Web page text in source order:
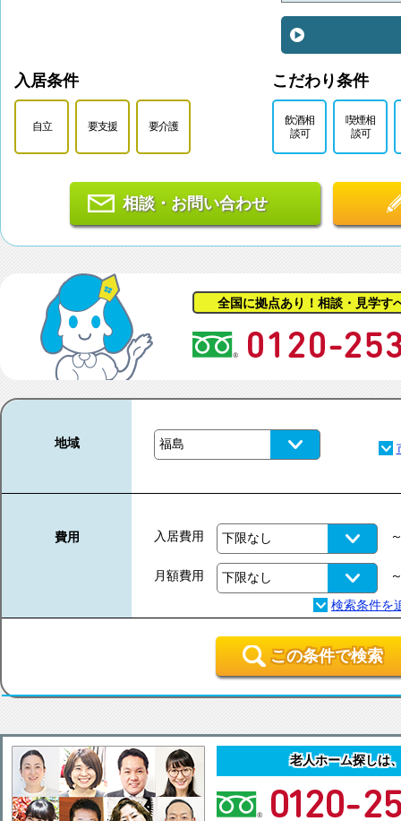
入居条件
自立 要支援 要介護
こだわり条件
飲酒相
談可
喫煙相
談可
相談・お問い合わせ
全国に拠点あり！相談・見学す
地域
費用 入居費用
月額費用
この条件で検索
老人ホーム探しは